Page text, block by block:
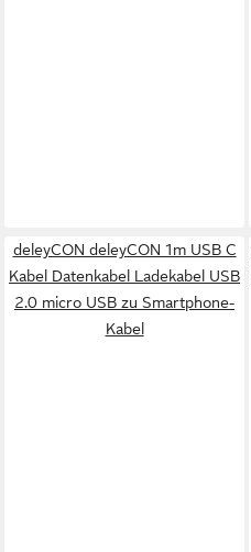
deleyCON deleyCON 1m USB C
Kabel Datenkabel Ladekabel USB
2.0 micro USB zu Smartphone-
Kabel